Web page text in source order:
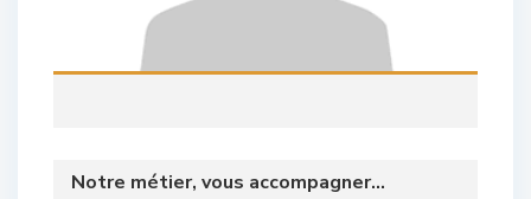
Notre métier, vous accompagner...